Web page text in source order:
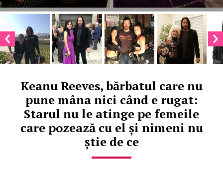
Keanu Reeves, bărbatul care nu
pune mâna nici când e rugat:
Starul nu le atinge pe femeile
care pozează cu el și nimeni nu
știe de ce